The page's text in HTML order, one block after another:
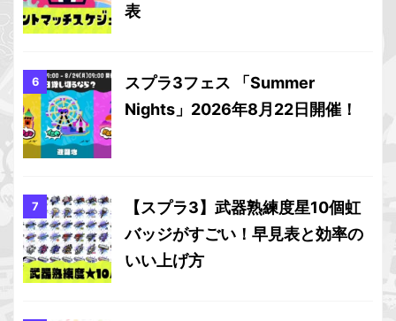
表
スプラ3フェス 「Summer
Nights」2026年8月22日開催！
【スプラ3】武器熟練度星10個虹
バッジがすごい！早見表と効率の
いい上げ方